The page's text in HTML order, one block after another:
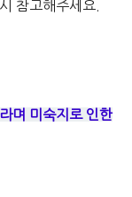
참고해주세요.
며 미숙지로 인한